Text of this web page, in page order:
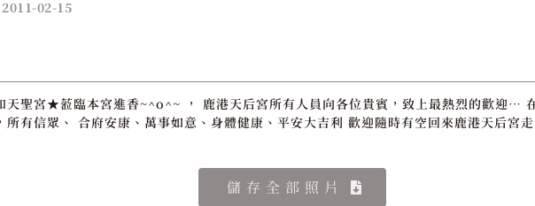
2011-02-15
天聖宮★蒞臨本宮進香~^o^~ ， 鹿港天后宮所有人員向各位貴賓，致上最熱烈的歡迎…
所有信眾、 合府安康、萬事如意、身體健康、平安大吉利 歡迎隨時有空回來鹿港天后宮
儲存全部照片